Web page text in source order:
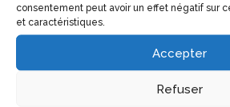
consentement peut avoir un effet négatif sur
et caractéristiques.
Accepter
Refuser
N’hésitez pas à
pour obtenir un avis
fonction de vos attentes et